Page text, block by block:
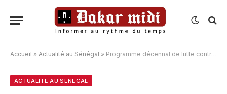
Accueil » Actualité au Sénégal » Programme décennal de lutte contre les inondations (PDLI) : La vérité sur les 766,9 milliards F Cfa
ACTUALITÉ AU SÉNÉGAL